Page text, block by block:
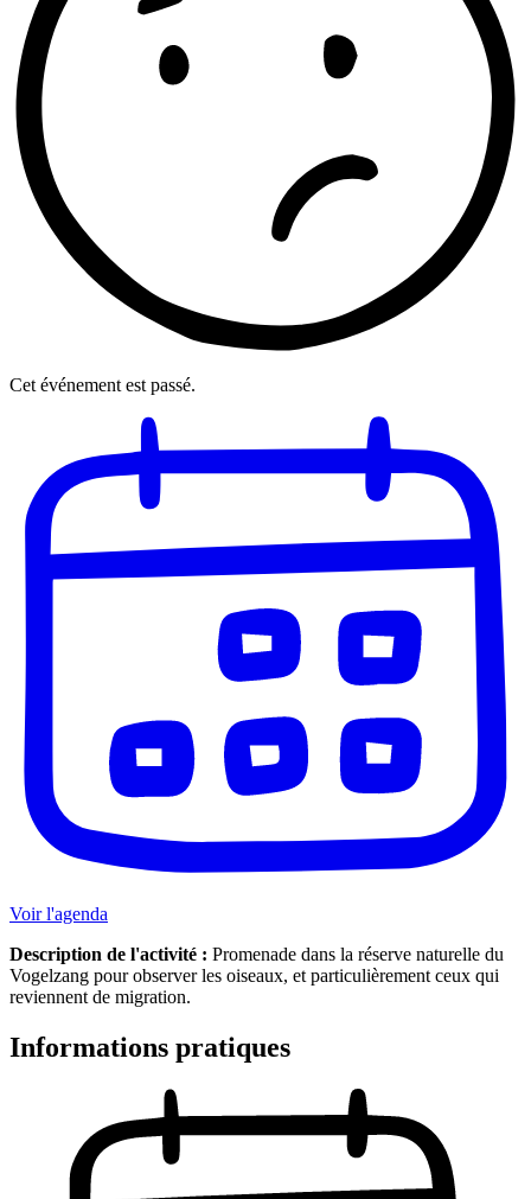
Cet événement est passé.
Voir l'agenda
Description de l'activité : Promenade dans la réserve naturelle du
Vogelzang pour observer les oiseaux, et particulièrement ceux qui
reviennent de migration.
Informations pratiques